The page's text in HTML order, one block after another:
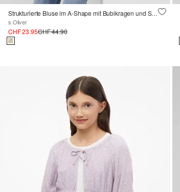
Strukturierte Bluse im A-Shape mit Bubikragen und Spitze
s.Oliver
CHF 23.95CHF 44.90